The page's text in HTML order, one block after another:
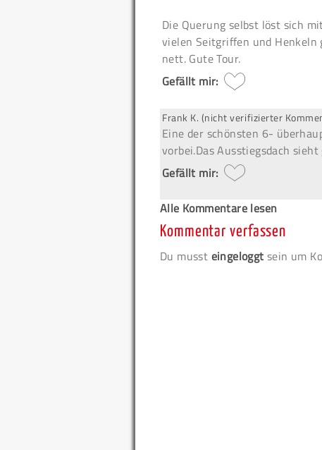
Die Querung selbst löst sich
vielen Seitgriffen und Henkeln
nett. Gute Tour.
Gefällt mir:
Frank K. (nicht verifizierter
Eine der schönsten 6-
vorbei.Das Ausstiegsdach
Gefällt mir:
Alle Kommentare lesen
Kommentar verfassen
Du musst eingeloggt sein um